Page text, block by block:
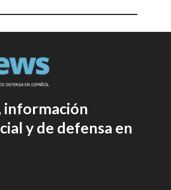
información
y de defensa en